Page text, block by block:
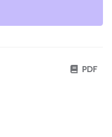
PDF